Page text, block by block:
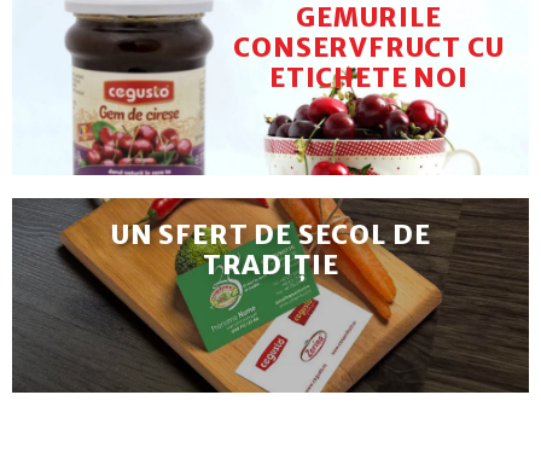
GEMURILE
CONSERVFRUCT CU
ETICHETE NOI
UN SFERT DE SECOL DE
TRADIȚIE